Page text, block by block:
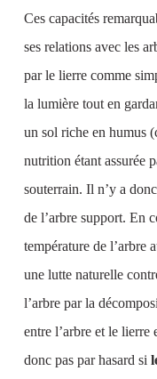
Ces capacités
ses relations avec les
par le lierre comme
la lumière tout en
un sol riche en humus
nutrition étant assurée
souterrain. Il n’y a
de l’arbre support. En
température de l’arbre
une lutte naturelle
l’arbre par la
entre l’arbre et le lierre
donc pas par hasard si